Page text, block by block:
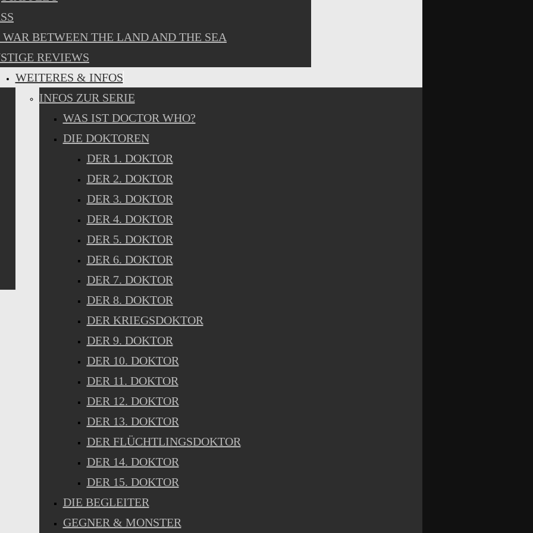
WAR BETWEEN THE LAND AND THE SEA
REVIEWS
WEITERES & INFOS
INFOS ZUR SERIE
WAS IST DOCTOR WHO?
DIE DOKTOREN
DER 1. DOKTOR
DER 2. DOKTOR
DER 3. DOKTOR
DER 4. DOKTOR
DER 5. DOKTOR
DER 6. DOKTOR
DER 7. DOKTOR
DER 8. DOKTOR
DER KRIEGSDOKTOR
DER 9. DOKTOR
DER 10. DOKTOR
DER 11. DOKTOR
DER 12. DOKTOR
DER 13. DOKTOR
DER FLÜCHTLINGSDOKTOR
DER 14. DOKTOR
DER 15. DOKTOR
DIE BEGLEITER
GEGNER & MONSTER